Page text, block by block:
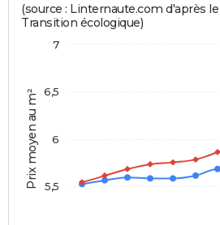
Prix moyen au m²
(source : Linternaute.com d'après
Transition écologique)
5,5
6
6,5
7